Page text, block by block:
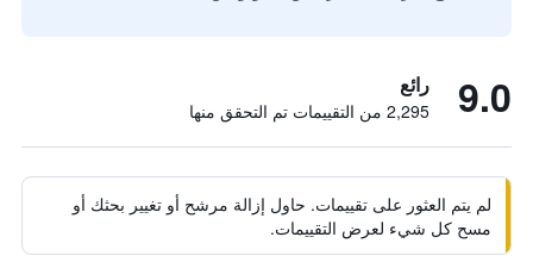
9.0 رائع
2,295 من التقييمات تم التحقق منها
لم يتم العثور على تقييمات. حاول إزالة مرشح أو تغيير بحثك أو
مسح كل شيء لعرض التقييمات.